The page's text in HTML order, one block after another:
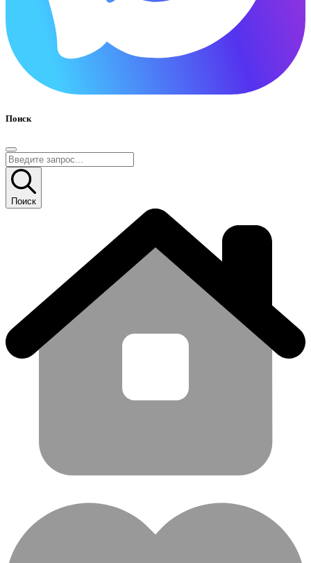
Поиск
Поиск